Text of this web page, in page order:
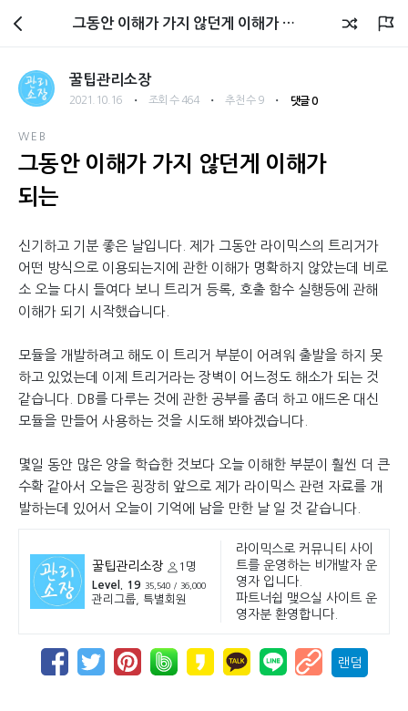
관리소장 블로그 그동안 이해가 가지 않던게 이해가 되는
꿀팁관리소장
2021.10.16 ・ 조회 수 464 ・ 추천 수 9 ・ 댓글 0
WEB
그동안 이해가 가지 않던게 이해가
되는
신기하고 기분 좋은 날입니다. 제가 그동안 라이믹스의 트리거가
어떤 방식으로 이용되는지에 관한 이해가 명확하지 않았는데 비로
소 오늘 다시 들여다 보니 트리거 등록, 호출 함수 실행등에 관해
이해가 되기 시작했습니다.
모듈을 개발하려고 해도 이 트리거 부분이 어려워 출발을 하지 못
하고 있었는데 이제 트리거라는 장벽이 어느정도 해소가 되는 것
같습니다. DB를 다루는 것에 관한 공부를 좀더 하고 애드온 대신
모듈을 만들어 사용하는 것을 시도해 봐야겠습니다.
몇일 동안 많은 양을 학습한 것보다 오늘 이해한 부분이 훨씬 더 큰
수확 같아서 오늘은 굉장히 앞으로 제가 라이믹스 관련 자료를 개
발하는데 있어서 오늘이 기억에 남을 만한 날 일 것 같습니다.
꿀팁관리소장
1명
Level. 19
35,540 / 36,000
관리그룹, 특별회원
라이믹스로 커뮤니티 사이
트를 운영하는 비개발자 운
영자 입니다.
파트너쉽 맺으실 사이트 운
영자분 환영합니다.
랜덤